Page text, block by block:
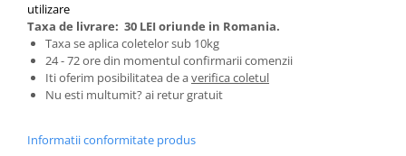
Zdrobitoare electrice & manuale
Zdrobitoare manuale
Masini de cusut si accesorii
Articole antidaunatori gradina
Suflante si aspiratoare exterior
utilizare
Taxa de livrare: 30 LEI oriunde in Romania.
Taxa se aplica coletelor sub 10kg
24 - 72 ore din momentul confirmarii comenzii
Iti oferim posibilitatea de averifica coletul
Nu esti multumit? ai retur gratuit
Informatii conformitate produs